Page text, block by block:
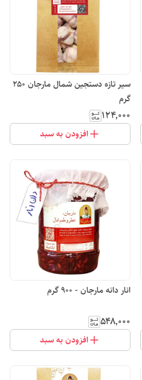
سیر تازه دستجین شمال مارجان 250
گرم
۱۲۴٬۰۰۰
افزودن به سبد
انار دانه مارجان - 900 گرم
۵۴۸٬۰۰۰
افزودن به سبد